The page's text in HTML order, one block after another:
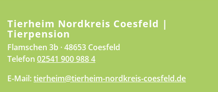
Tierheim Nordkreis Coesfeld |
Tierpension
Flamschen 3b · 48653 Coesfeld
Telefon 02541 900 988 4
E-Mail:tierheim@tierheim-nordkreis-coesfeld.de